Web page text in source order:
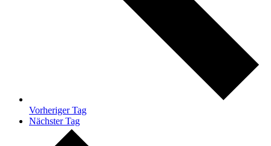
Vorheriger Tag
Nächster Tag